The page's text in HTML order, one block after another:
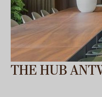
THE HUB